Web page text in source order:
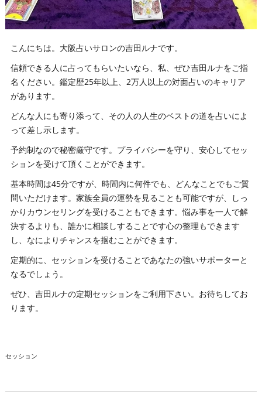
こんにちは。大阪占いサロンの吉田ルナです。
信頼できる人に占ってもらいたいなら、私、ぜひ吉田ルナをご指
名ください。鑑定歴25年以上、2万人以上の対面占いのキャリア
があります。
どんな人にも寄り添って、その人の人生のベストの道を占いによ
って差し示します。
予約制なので秘密厳守です。プライバシーを守り、安心してセッ
ションを受けて頂くことができます。
基本時間は45分ですが、時間内に何件でも、どんなことでもご質
問いただけます。家族全員の運勢を見ることも可能ですが、しっ
かりカウンセリングを受けることもできます。悩み事を一人で解
決するよりも、誰かに相談しすることです心の整理もできます
し、なによりチャンスを掴むことができます。
定期的に、セッションを受けることであなたの強いサポーターと
なるでしょう。
ぜひ、吉田ルナの定期セッションをご利用下さい。お待ちしてお
ります。
セッション